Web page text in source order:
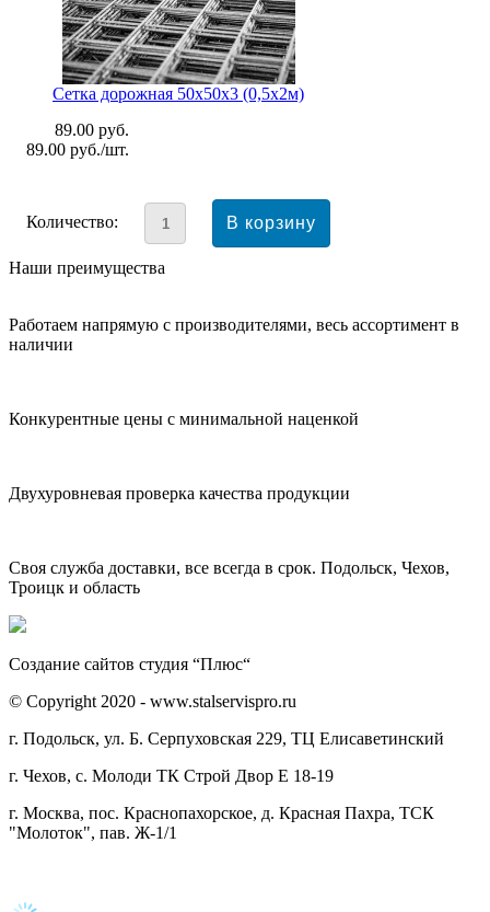
Сетка дорожная 50x50x3 (0,5х2м)
89.00 руб.
89.00 руб./шт.
Количество:
Наши преимущества
Работаем напрямую с производителями, весь ассортимент в
наличии
Конкурентные цены с минимальной наценкой
Двухуровневая проверка качества продукции
Своя служба доставки, все всегда в срок. Подольск, Чехов,
Троицк и область
Создание сайтов студия “Плюс“
© Copyright 2020 - www.stalservispro.ru
г. Подольск, ул. Б. Серпуховская 229, ТЦ Елисаветинский
г. Чехов, с. Молоди ТК Строй Двор Е 18-19
г. Москва, пос. Краснопахорское, д. Красная Пахра, ТСК
"Молоток", пав. Ж-1/1